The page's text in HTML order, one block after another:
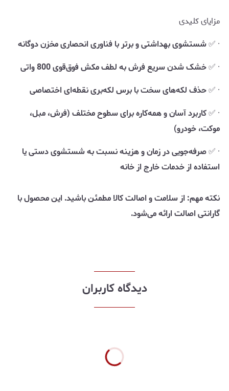
مزایای کلیدی
· ✅شستشوی بهداشتی و برتر با فناوری انحصاری مخزن دوگانه
· ✅خشک شدن سریع فرش به لطف مکش فوق‌قوی 800 واتی
· ✅حذف لکه‌های سخت با برس لکه‌بری نقطه‌ای اختصاصی
· ✅کاربرد آسان و همه‌کاره برای سطوح مختلف (فرش، مبل،
موکت، خودرو)
· ✅صرفه‌جویی در زمان و هزینه نسبت به شستشوی دستی یا
استفاده از خدمات خارج از خانه
نکته مهم: از سلامت و اصالت کالا مطمئن باشید. این محصول با
گارانتی اصالت ارائه می‌شود.
دیدگاه کاربران